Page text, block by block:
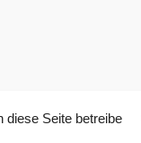
diese Seite betreibe